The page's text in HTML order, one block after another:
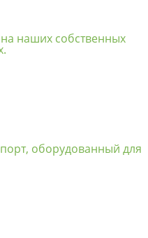
наших собственных
оборудованный для